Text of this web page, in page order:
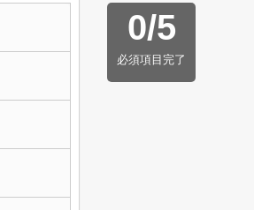
0/5
必須項目完了